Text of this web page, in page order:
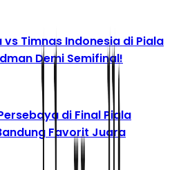
Timnas Indonesia di Piala
Demi Semifinal!
di Final Piala
Favorit Juara